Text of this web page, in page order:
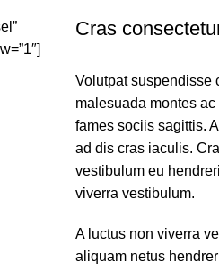
Cras
Volutpat suspendisse
malesuada montes
fames sociis sagittis.
ad dis cras iaculis.
vestibulum eu
viverra vestibulum.
A luctus non viverra
aliquam netus